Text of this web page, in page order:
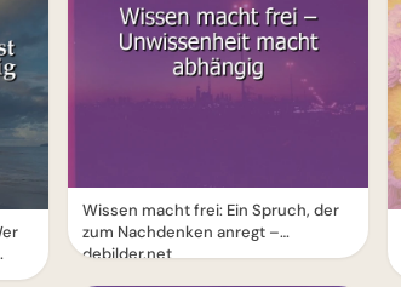
Wissen macht frei: Ein Spruch, der
zum Nachdenken anregt –
debilder.net